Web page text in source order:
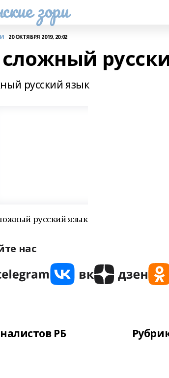
зори
20 ОКТЯБРЯ 2019, 20:02
сложный
русский язык
русский язык
нас
РБ